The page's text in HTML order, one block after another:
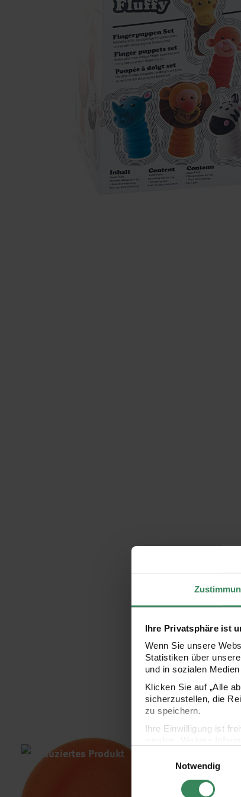
Ihre Privatsphäre ist
Wenn Sie unsere
Statistiken über
und in sozialen
Klicken Sie auf „Alle
sicherzustellen, die
zu speichern.
Ihre Einwilligung ist
Impressum
Einwilligungsauswahl
Notwendig
Super Fluffy 28g